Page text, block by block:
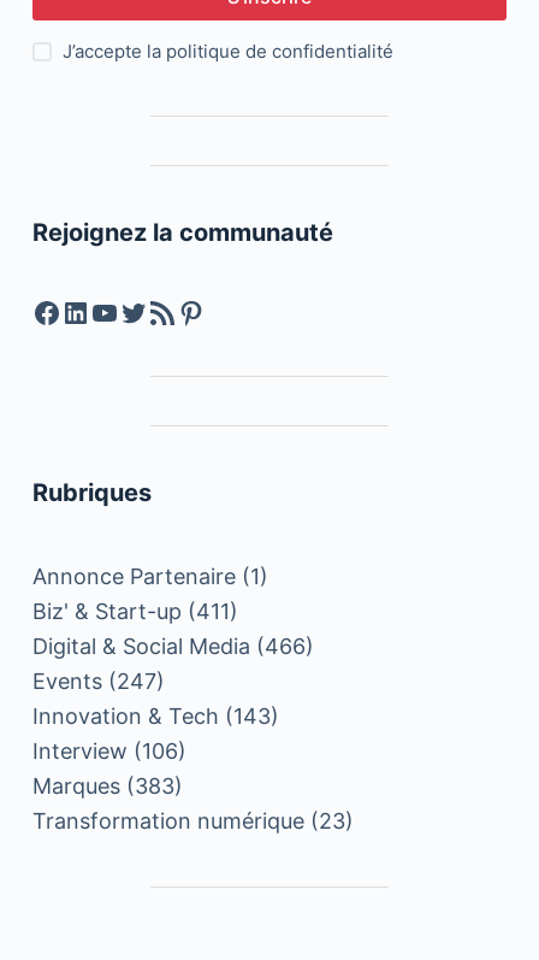
J’accepte la politique de confidentialité
Rejoignez la communauté
Facebook
LinkedIn
YouTube
Twitter
Feed RSSPinterest
Rubriques
Annonce Partenaire(1)
Biz' & Start-up (411)
Digital & Social Media (466)
Events(247)
Innovation & Tech (143)
Interview (106)
Marques(383)
Transformation numérique(23)